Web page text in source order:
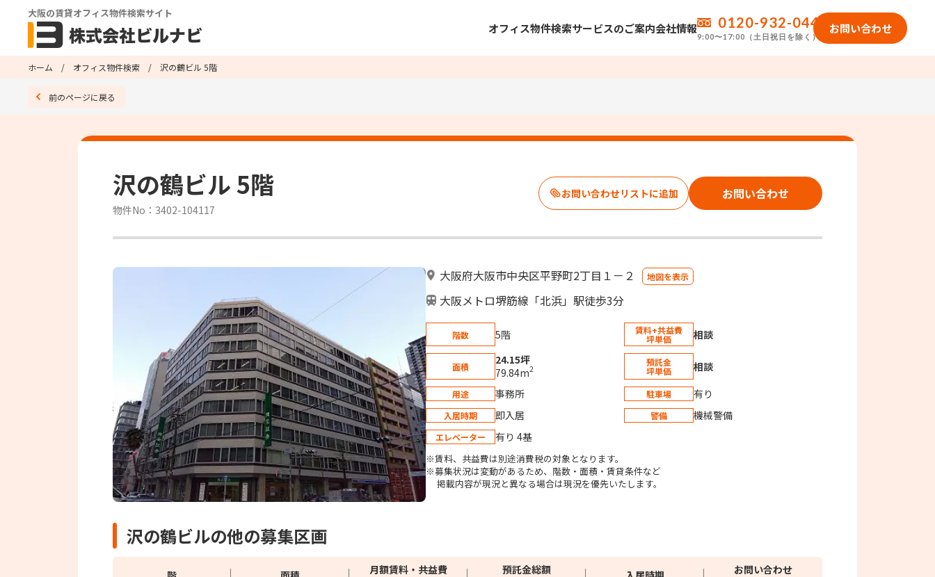
大阪の賃貸オフィス物件検索サイト
オフィス物件検索サービスのご案内会社情報 0120-932-044
9:00〜17:00（土日祝日を除く）
お問い合わせ
ホーム オフィス物件検索 沢の鶴ビル 5階
前のページに戻る
沢の鶴ビル 5階
物件No：3402-104117
お問い合わせ
大阪府大阪市中央区平野町2丁目１－２ 地図を表示
大阪メトロ堺筋線「北浜」駅徒歩3分
階数 5階 賃料+共益費
坪単価 相談
面積
24.15坪
79.84m2
預託金
坪単価 相談
用途 事務所 駐車場 有り
入居時期 即入居 警備 機械警備
エレベーター 有り 4基
※賃料、共益費は別途消費税の対象となります。
※募集状況は変動があるため、階数・面積・賃貸条件など
掲載内容が現況と異なる場合は現況を優先いたします。
沢の鶴ビルの他の募集区画
月額賃料・共益費
預託金総額
お問い合わせ